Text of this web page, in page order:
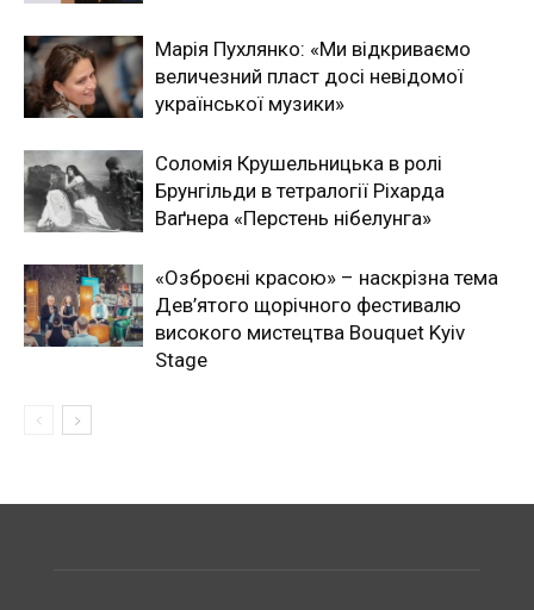
Марія Пухлянко: «Ми відкриваємо
величезний пласт досі невідомої
української музики»
Соломія Крушельницька в ролі
Брунгільди в тетралогії Ріхарда
Ваґнера «Перстень нібелунга»
«Озброєні красою» – наскрізна тема
Дев’ятого щорічного фестивалю
високого мистецтва Bouquet Kyiv
Stage